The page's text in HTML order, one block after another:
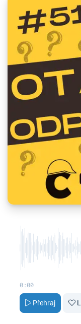
0:00
Přehraj